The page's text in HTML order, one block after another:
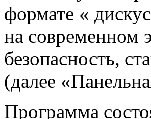
формате «
на современном
безопасность,
(далее
Программа